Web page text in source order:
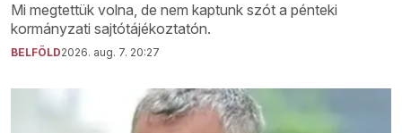
Mi megtettük volna, de nem kaptunk szót a pénteki
kormányzati sajtótájékoztatón.
BELFÖLD2026. aug. 7. 20:27